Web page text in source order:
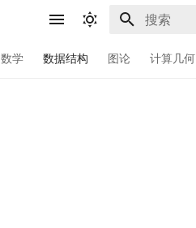
数学 数据结构 图论 计算几何